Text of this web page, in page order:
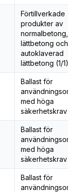
Förtillverkade
produkter av
normalbetong,
lättbetong och
autoklaverad
lättbetong (1/1)
Ballast för
med höga
säkerhetskrav
Ballast för
med höga
säkerhetskrav
Ballast för